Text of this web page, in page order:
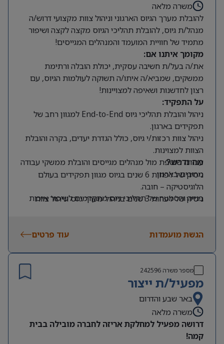
משרה מלאה
להובלת מערך הגיוס הארגוני וניהול צוות מקצועי דרוש/ה
מנהל/ת גיוס, להובלת תהליכי הגיוס מקצה לקצה ושיפור
מתמיד של חוויית המועמד והמנהלים המגייסים!
מקומך איתנו אם:
את/ה בעל/ת חשיבה עסקית, יכולת הובלה ורתימת
ממשקים, שמביא/ה איתו/ה תשוקה לעולמות הגיוס, עם
רצון לחדשנות ושאיפה למצויינות!
על התפקיד:
ניהול והובלת תהליכי גיוס End-to-End למגוון רחב של
תפקידים בארגון.
ניהול צוות רכזות/י גיוס, כולל הגדרת יעדים, בקרה והובלת
הצוות למצוינות.
עבודה שוטפת מול מנהלים מגייסים והובלת ממשקי עבודה
מרובים בארגון.
בנייה והטמעה של תהליכי גיוס מתקדמים לשיפור איכות
הובלה והטמעת מערכות למטרת ייעול תהליכי הגיוס.
מה נדרש?
ניסיון של לפחות 6 שנים בגיוס מגוון תפקידים בעולם
הלוגיסטיקה – חובה.
ניסיון של לפחות 3 שנים בניהול מערך גיוס וניהול צוות
לביצוע מהיר ואיכותי.
הגשת מועמדות עוד פרטים
מספר משרה242596
מפעיל/ת ייצור
באר שבע והדרום
משרה מלאה
דרושה מפעיל למחלקת אריזה לחברה מובילה בבית
קמה!